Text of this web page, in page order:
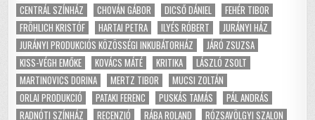
CENTRÁL SZÍNHÁZ
CHOVÁN GÁBOR DICSŐ DÁNIEL
FEHÉR TIBOR
FRÖHLICH KRISTÓF
HARTAI PETRA ILYÉS RÓBERT
JURÁNYI HÁZ
JURÁNYI PRODUKCIÓS KÖZÖSSÉGI INKUBÁTORHÁZ
JÁRÓ ZSUZSA
KISS-VÉGH EMŐKE
KOVÁCS MÁTÉ KRITIKA
LÁSZLÓ ZSOLT
MARTINOVICS DORINA
MERTZ TIBOR
MUCSI ZOLTÁN
ORLAI PRODUKCIÓ
PATAKI FERENC PUSKÁS TAMÁS
PÁL ANDRÁS
RADNÓTI SZÍNHÁZ
RECENZIÓ RÁBA ROLAND RÓZSAVÖLGYI SZALON